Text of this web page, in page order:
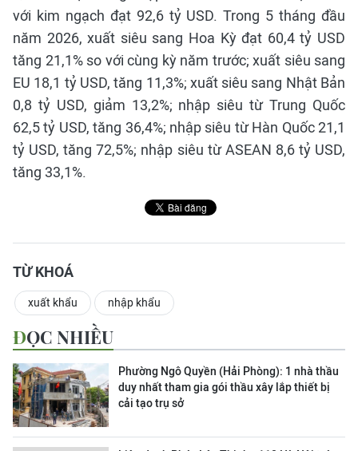
với kim ngạch đạt 92,6 tỷ USD. Trong 5 tháng đầu
năm 2026, xuất siêu sang Hoa Kỳ đạt 60,4 tỷ USD
tăng 21,1% so với cùng kỳ năm trước; xuất siêu sang
EU 18,1 tỷ USD, tăng 11,3%; xuất siêu sang Nhật Bản
0,8 tỷ USD, giảm 13,2%; nhập siêu từ Trung Quốc
62,5 tỷ USD, tăng 36,4%; nhập siêu từ Hàn Quốc 21,1
tỷ USD, tăng 72,5%; nhập siêu từ ASEAN 8,6 tỷ USD,
tăng 33,1%.
TỪ KHOÁ
xuất khẩu nhập khẩu
ĐỌC NHIỀU
Phường Ngô Quyền (Hải Phòng): 1 nhà thầu
duy nhất tham gia gói thầu xây lắp thiết bị
cải tạo trụ sở